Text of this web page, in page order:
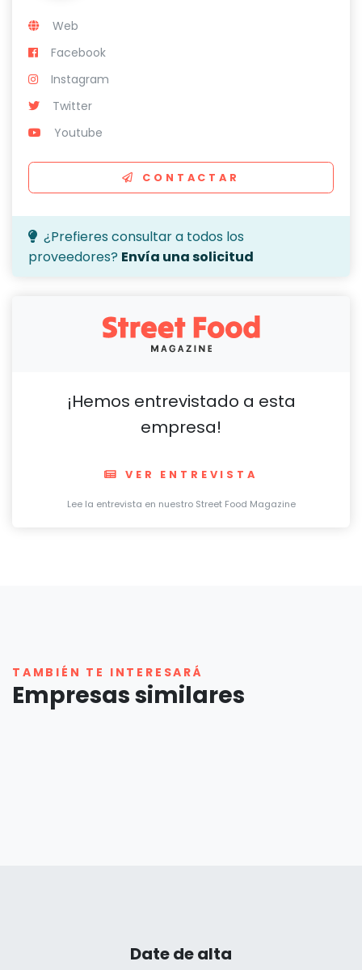
Web
Facebook
Instagram
Twitter
Youtube
CONTACTAR
¿Prefieres consultar a todos los
proveedores? Envía una solicitud
¡Hemos entrevistado a esta
empresa!
VER ENTREVISTA
Lee la entrevista en nuestro Street Food Magazine
TAMBIÉN TE INTERESARÁ
Empresas similares
Date de alta